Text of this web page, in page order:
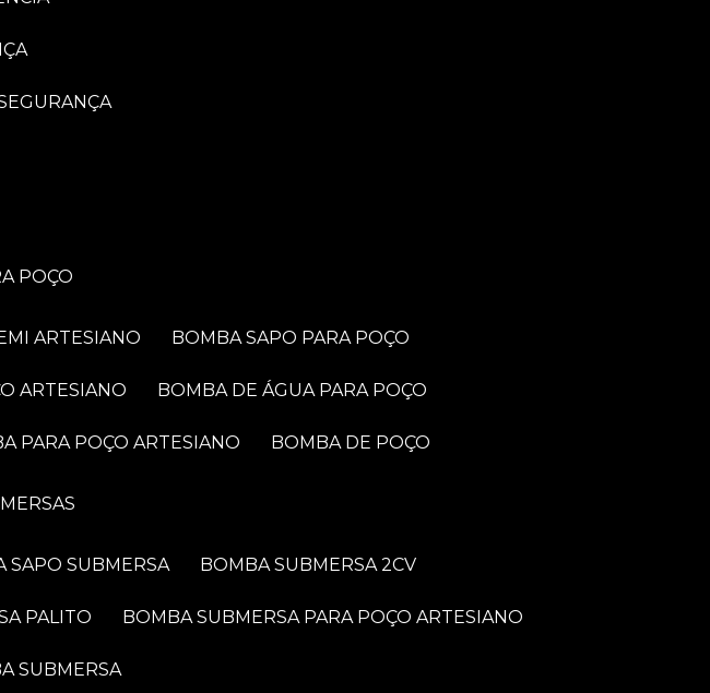
POÇO
ARTESIANO BOMBA SAPO PARA POÇO
ARTESIANO BOMBA DE ÁGUA PARA POÇO
PARA POÇO ARTESIANO BOMBA DE POÇO
SAPO SUBMERSA BOMBA SUBMERSA 2CV
PALITO BOMBA SUBMERSA PARA POÇO ARTESIANO
SUBMERSA